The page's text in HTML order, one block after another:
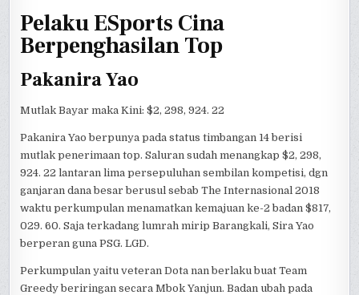
Pelaku ESports Cina
Berpenghasilan Top
Pakanira Yao
Mutlak Bayar maka Kini: $2, 298, 924. 22
Pakanira Yao berpunya pada status timbangan 14 berisi
mutlak penerimaan top. Saluran sudah menangkap $2, 298,
924. 22 lantaran lima persepuluhan sembilan kompetisi, dgn
ganjaran dana besar berusul sebab The Internasional 2018
waktu perkumpulan menamatkan kemajuan ke-2 badan $817,
029. 60. Saja terkadang lumrah mirip Barangkali, Sira Yao
berperan guna PSG. LGD.
Perkumpulan yaitu veteran Dota nan berlaku buat Team
Greedy beriringan secara Mbok Yanjun. Badan ubah pada